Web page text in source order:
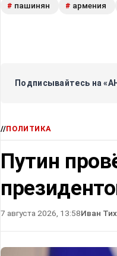
# пашинян # армения
Подписывайтесь на
//ПОЛИТИКА
Путин
7 августа 2026, 13:58Иван